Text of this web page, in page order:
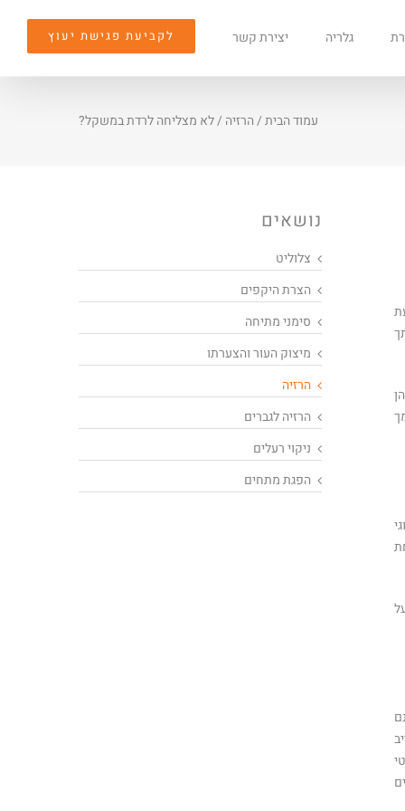
גלריה יצירת קשר לקביעת פגישת יעוץ
עמוד הבית/הרזיה /לא מצליחה לרדת במשקל?
נושאים
צלוליט
הצרת היקפים
סימני מתיחה
מיצוק העור והצערתו
הרזיה
הרזיה לגברים
ניקוי רעלים
הפגת מתחים